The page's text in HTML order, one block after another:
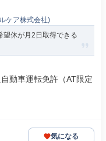
ケア株式会社)
望休が月2日取得できる
動車運転免許（AT限定
気になる